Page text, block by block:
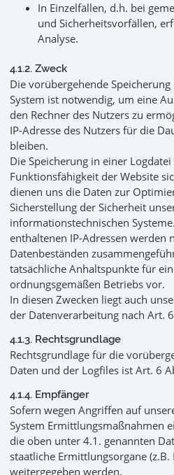
In Einzelfällen, d.h. bei
und Sicherheitsvorfällen,
Analyse.
4.1.2. Zweck
Die vorübergehende
System ist notwendig, um eine
den Rechner des Nutzers zu
IP-Adresse des Nutzers für die
bleiben.
Die Speicherung in einer
Funktionsfähigkeit der Website
dienen uns die Daten zur
Sicherstellung der Sicherheit
informationstechnischen
enthaltenen IP-Adressen werden
Datenbeständen
tatsächliche Anhaltspunkte für
ordnungsgemäßen Betriebs vor.
In diesen Zwecken liegt auch
der Datenverarbeitung nach Art.
4.1.3. Rechtsgrundlage
Rechtsgrundlage für die
Daten und der Logfiles ist Art. 6
4.1.4. Empfänger
Sofern wegen Angriffen auf
System Ermittlungsmaßnahmen
die oben unter 4.1. genannten
staatliche Ermittlungsorgane
weitergegeben werden.